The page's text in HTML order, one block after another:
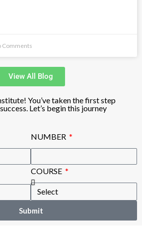
Comments
View All Blog
You’ve taken the first step
Let’s begin this journey
NUMBER
COURSE
Submit